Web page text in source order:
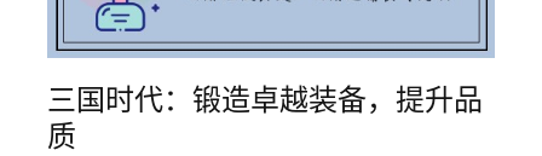
三国时代：锻造卓越装备，提升品
质